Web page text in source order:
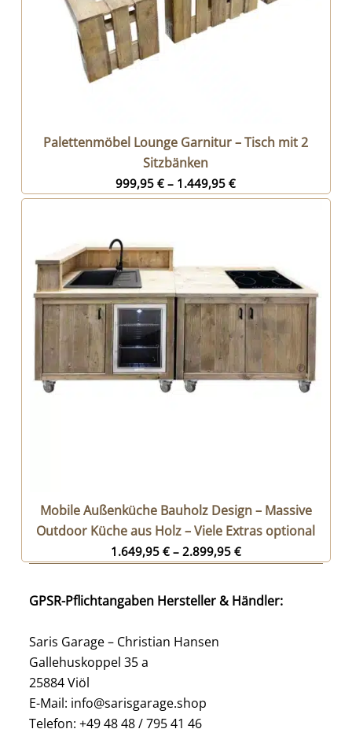
Palettenmöbel Lounge Garnitur – Tisch mit 2
Sitzbänken
999,95€ – 1.449,95€
Mobile Außenküche Bauholz Design – Massive
Outdoor Küche aus Holz – Viele Extras optional
1.649,95 €– 2.899,95 €
GPSR-Pflichtangaben Hersteller & Händler:
Saris Garage – Christian Hansen
Gallehuskoppel 35 a
25884 Viöl
E-Mail: info@sarisgarage.shop
Telefon: +49 48 48 / 795 41 46